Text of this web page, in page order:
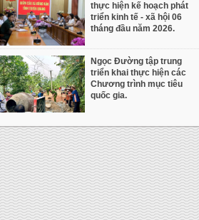
thực hiện kế hoạch phát
triển kinh tế - xã hội 06
tháng đầu năm 2026.
Ngọc Đường tập trung
triển khai thực hiện các
Chương trình mục tiêu
quốc gia.